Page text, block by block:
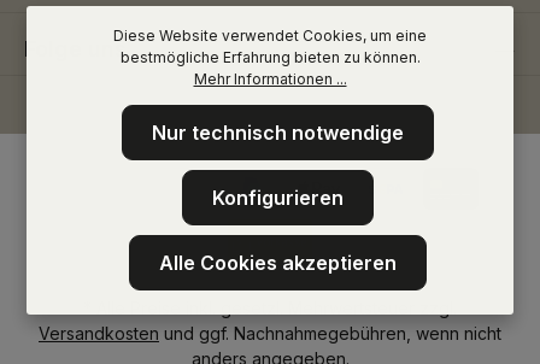
Folge uns
Versandkosten und ggf. Nachnahmegebühren, wenn nicht
anders angegeben.
Diese Website verwendet Cookies, um eine
bestmögliche Erfahrung bieten zu können.
Mehr Informationen ...
Nur technisch notwendige
Konfigurieren
Alle Cookies akzeptieren